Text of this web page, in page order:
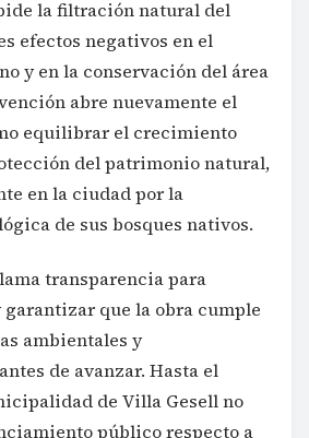
y en la conservación del área
abre nuevamente el
equilibrar el crecimiento
del patrimonio natural,
en la ciudad por la
de sus bosques nativos.
transparencia para
ambientales y
de avanzar. Hasta el
de Villa Gesell no
público respecto a
sobre la obra.